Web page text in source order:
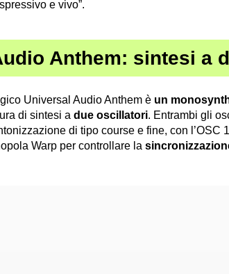
e vivo”.
Anthem: sintesi a
Universal Audio Anthem è un
di sintesi a due oscillatori. Entrambi gli
di tipo course e fine, con l’OSC
Warp per controllare la